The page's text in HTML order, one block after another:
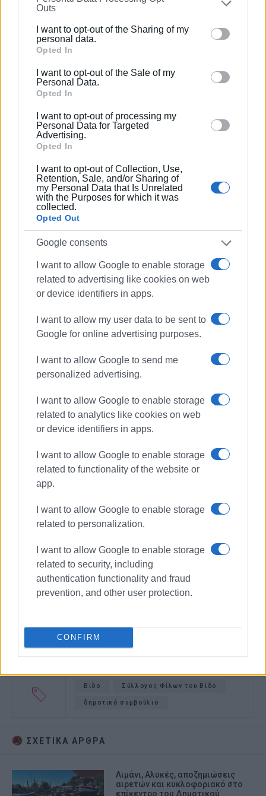
further disclose it to other third parties.
Please note that this website/app uses one or more
Google services and may gather and store information
behaviour. You may click to grant or deny consent to
Google and its third-party tags to use your data for
section.
Outs
I want to opt-out of the Sharing of my
personal data.
Opted In
I want to opt-out of the Sale of my
Personal Data.
Opted In
I want to opt-out of processing my
Personal Data for Targeted
Advertising.
Opted In
I want to opt-out of Collection, Use,
Retention, Sale, and/or Sharing of
my Personal Data that Is Unrelated
with the Purposes for which it was
collected.
Opted Out
Google consents
I want to allow Google to enable storage
related to advertising like cookies on web
or device identifiers in apps.
I want to allow my user data to be sent to
Google for online advertising purposes.
I want to allow Google to send me
personalized advertising.
I want to allow Google to enable storage
related to analytics like cookies on web
or device identifiers in apps.
I want to allow Google to enable storage
related to functionality of the website or
app.
I want to allow Google to enable storage
related to personalization.
I want to allow Google to enable storage
related to security, including
authentication functionality and fraud
prevention, and other user protection.
CONFIRM
Βίδο» αποφάσισε να οργανώσει επίσκεψη στο Βίδο
την Κυριακή 11 Ιουνίου. Θα υπάρξει συζήτηση με
άλλους φορείς για συντονισμό και οργάνωση της
δράσης και θα υπάρξει η σχετική ενημέρωση.
Να ξαναγίνει το Βίδο η παραλία της πόλης, οι
κατασκηνώσεις των παιδιών μας, το νησί της
ηρεμίας και της ξεγνοιασιάς για όλους
Ο Πρόεδρος Ο
Γραμματέας
Κούρκουλος Γιάννης
Παυλίδης Κωστής
Εμφανίσεις: 124
Ακολουθήστε το enimerosi στο Facebook
Βίδο Σύλλογος Φίλων του Βίδο
δημοτικό συμβούλιο
ΣΧΕΤΙΚA AΡΘΡΑ
Λιμάνι, Αλυκές, αποζημιώσεις
αιρετών και κυκλοφοριακό στο
επίκεντρο του Δημοτικού